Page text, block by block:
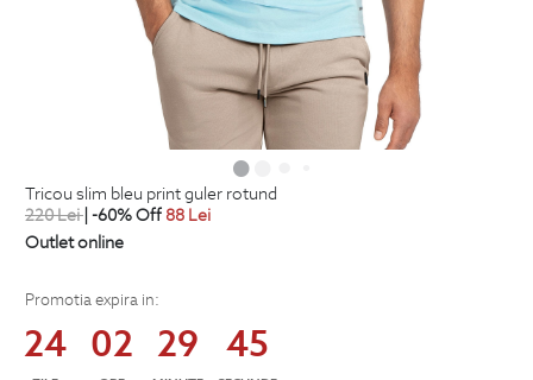
tricou slim bleu print guler rotund
220Lei| -60% Off 88 Lei
Outlet online
Promotia expira in:
24 02 29 45